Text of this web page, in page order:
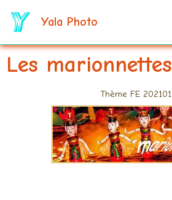
Yala Photo
Les marionnettes
Thème FE 202101